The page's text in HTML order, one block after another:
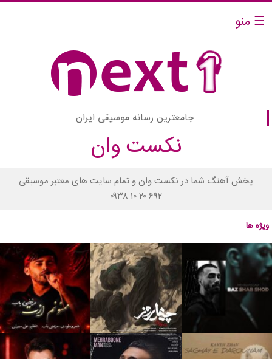
☰ منو
جامعترین رسانه موسیقی ایران
نکست وان
پخش آهنگ شما در نکست وان و تمام سایت های معتبر موسیقی
۰۹۳۸ ۱۰ ۲۰ ۶۹۲
ویژه ها